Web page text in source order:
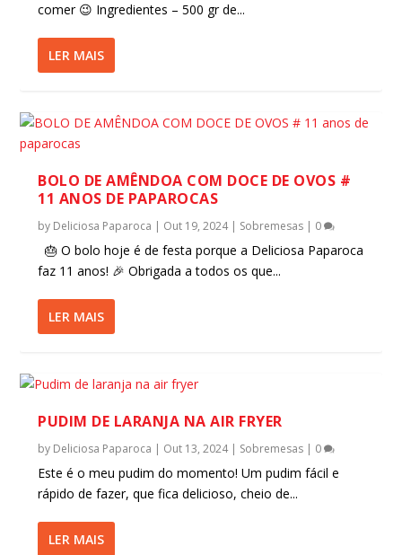
comer 😉 Ingredientes – 500 gr de...
LER MAIS
BOLO DE AMÊNDOA COM DOCE DE OVOS #
11 ANOS DE PAPAROCAS
by Deliciosa Paparoca | Out 19, 2024| Sobremesas | 0
🎂 O bolo hoje é de festa porque a Deliciosa Paparoca
faz 11 anos! 🎉 Obrigada a todos os que...
LER MAIS
PUDIM DE LARANJA NA AIR FRYER
by Deliciosa Paparoca | Out 13, 2024| Sobremesas | 0
Este é o meu pudim do momento! Um pudim fácil e
rápido de fazer, que fica delicioso, cheio de...
LER MAIS